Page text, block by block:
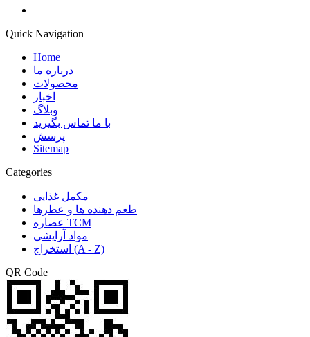
Quick Navigation
Home
درباره ما
محصولات
اخبار
وبلاگ
با ما تماس بگیرید
پرسش
Sitemap
Categories
مکمل غذایی
طعم دهنده ها و عطرها
عصاره TCM
مواد آرایشی
استخراج (A - Z)
QR Code